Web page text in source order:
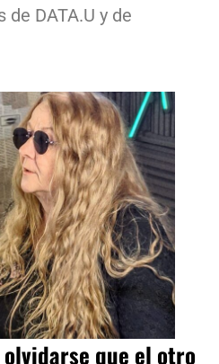
DATA.U y de
olvidarse que el otro